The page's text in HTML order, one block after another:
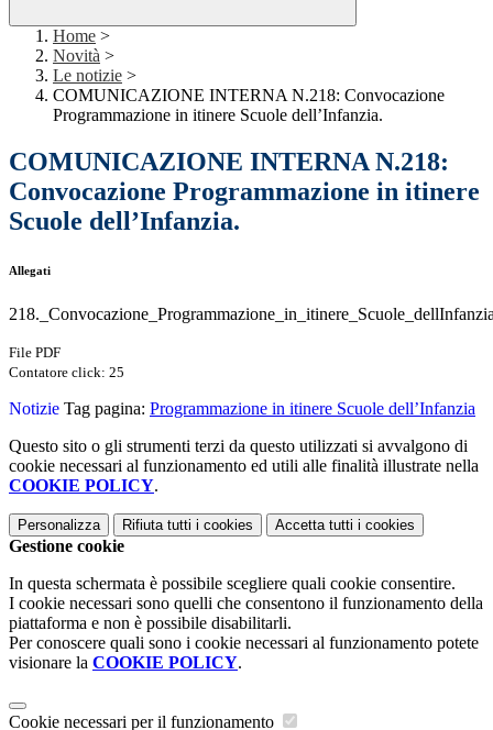
Home >
Novità >
Le notizie >
COMUNICAZIONE INTERNA N.218: Convocazione
Programmazione in itinere Scuole dell’Infanzia.
COMUNICAZIONE INTERNA N.218:
Convocazione Programmazione in itinere
Scuole dell’Infanzia.
Allegati
File PDF
Contatore click: 25
Notizie Tag pagina: Programmazione in itinere Scuole dell’Infanzia
Questo sito o gli strumenti terzi da questo utilizzati si avvalgono di
cookie necessari al funzionamento ed utili alle finalità illustrate nella
COOKIE POLICY.
Personalizza Rifiuta tutti i cookies Accetta tutti i cookies
Gestione cookie
In questa schermata è possibile scegliere quali cookie consentire.
I cookie necessari sono quelli che consentono il funzionamento della
piattaforma e non è possibile disabilitarli.
Per conoscere quali sono i cookie necessari al funzionamento potete
visionare la COOKIE POLICY.
Cookie necessari per il funzionamento